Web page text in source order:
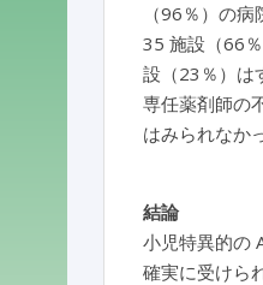
（96％）の
35 施設（66
設（23％）は
専任薬剤師の
はみられなか
結論
小児特異的の
確実に受けら